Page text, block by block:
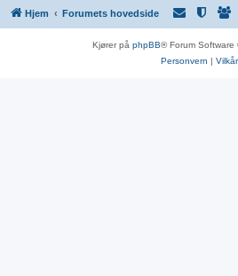
Hjem Forumets hovedside
Kjører på phpBB® Forum Software
Personvern | Vilkår